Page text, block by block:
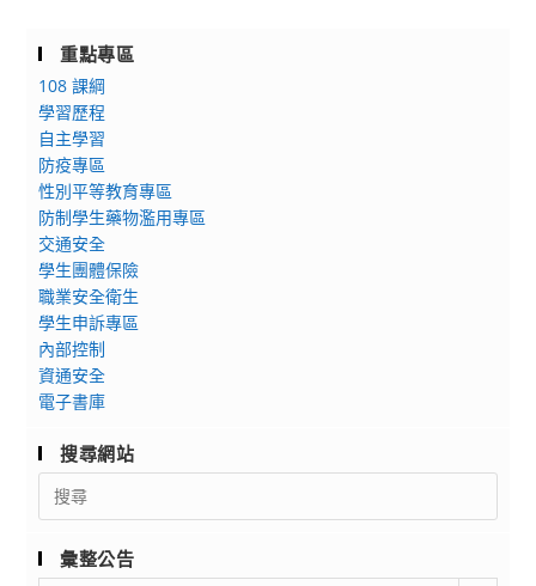
重點專區
108 課綱
學習歷程
自主學習
防疫專區
性別平等教育專區
防制學生藥物濫用專區
交通安全
學生團體保險
職業安全衛生
學生申訴專區
內部控制
資通安全
電子書庫
搜尋網站
Search
for:
彙整公告